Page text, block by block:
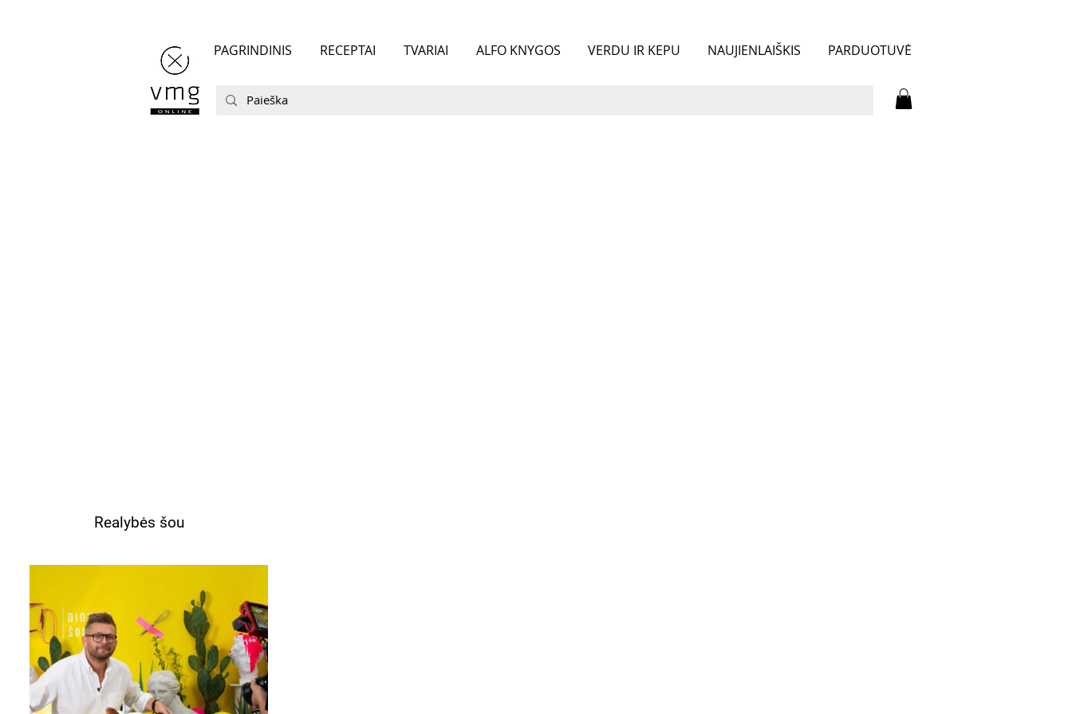
PAGRINDINIS RECEPTAI TVARIAI ALFO KNYGOS VERDU IR KEPU NAUJIENLAIŠKIS PARDUOTUVĖ
Realybės šou